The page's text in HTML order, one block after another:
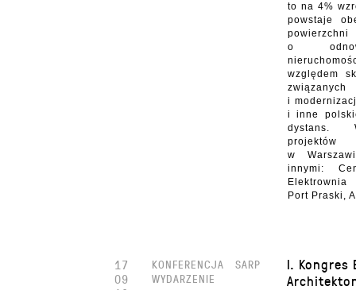
to na 4%
powstaje
o
względem
i
i inne
dystans.
projektów
w
innymi:
Port Praski,
I. Kongres
KONFERENCJA
SARP
WYDARZENIE
17
09